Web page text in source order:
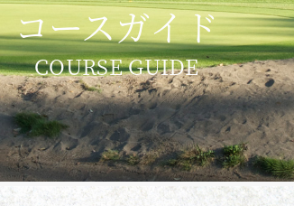
コースガイド
COURSE GUIDE